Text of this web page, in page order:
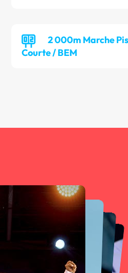
2 000m Marche
Courte / BEM